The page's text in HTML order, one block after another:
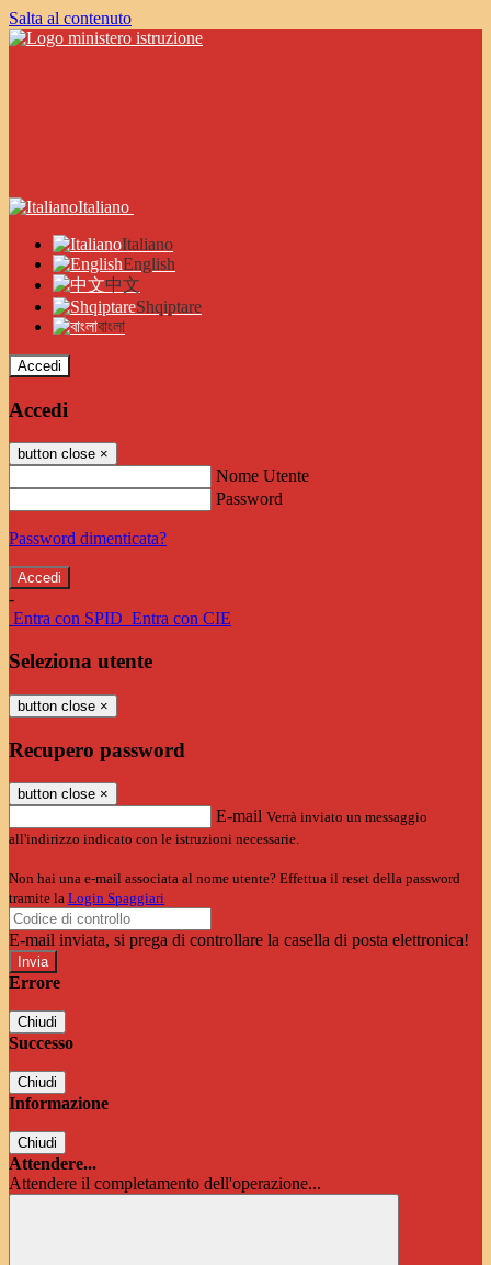
Salta al contenuto
Italiano
Italiano
English
中文
Shqiptare
বাংলা
Accedi
Accedi
button close ×
Nome Utente
Password
Password dimenticata?
-
Entra con SPID Entra con CIE
Seleziona utente
button close ×
Recupero password
button close ×
E-mail Verrà inviato un messaggio
all'indirizzo indicato con le istruzioni necessarie.
Non hai una e-mail associata al nome utente? Effettua il reset della password
tramite la Login Spaggiari
E-mail inviata, si prega di controllare la casella di posta elettronica!
Errore
Chiudi
Successo
Chiudi
Informazione
Chiudi
Attendere...
Attendere il completamento dell'operazione...